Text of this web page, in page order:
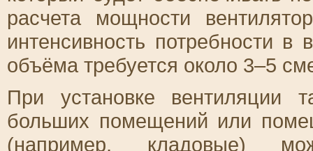
расчета мощности
интенсивность потребности
объёма требуется около 3–5
При установке вентиляции
больших помещений или
(например, кладовые)